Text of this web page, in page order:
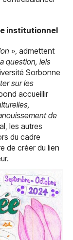
institutionnel
», admettent
question, iels
Sorbonne
sur les
accueillir
de
les autres
du cadre
de créer du lien